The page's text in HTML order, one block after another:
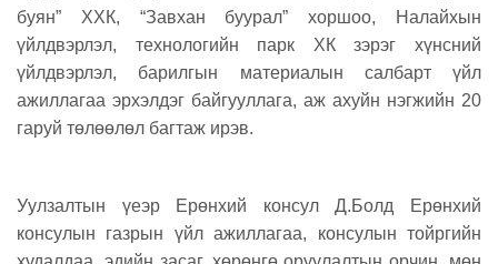
буян” ХХК, “Завхан буурал” хоршоо, Налайхын
үйлдвэрлэл, технологийн парк ХК зэрэг хүнсний
үйлдвэрлэл, барилгын материалын салбарт үйл
ажиллагаа эрхэлдэг байгууллага, аж ахуйн нэгжийн 20
гаруй төлөөлөл багтаж ирэв.
Уулзалтын үеэр Ерөнхий консул Д.Болд Ерөнхий
консулын газрын үйл ажиллагаа, консулын тойргийн